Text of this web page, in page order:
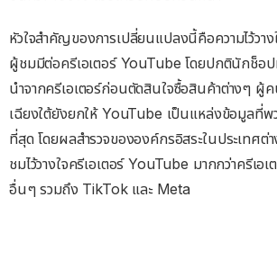
หัวใจสำคัญของการเปลี่ยนแปลงนี้คือความไว้วา
ผู้ชมมีต่อครีเอเตอร์ YouTube โดยปกตินักช็อป
นำจากครีเอเตอร์ก่อนตัดสินใจซื้อสินค้าต่างๆ ผู้ค
เฉียงใต้ยังยกให้ YouTube เป็นแหล่งข้อมูลที่พว
ที่สุด โดยผลสำรวจขององค์กรอิสระในประเทศต่
ชมไว้วางใจครีเอเตอร์ YouTube มากกว่าครีเ
อื่นๆ รวมถึง TikTok และ Meta